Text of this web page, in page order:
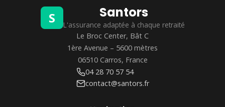
S Santors
L'assurance adaptée à chaque retraité
Le Broc Center, Bât C
1ère Avenue – 5600 mètres
06510 Carros, France
04 28 70 57 54
contact@santors.fr